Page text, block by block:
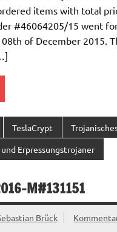
items with total
#46064205/15 went
of December 2015.
TeslaCrypt
Erpressungstrojaner
M#131151
Brück